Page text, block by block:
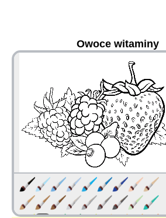
Owoce witaminy